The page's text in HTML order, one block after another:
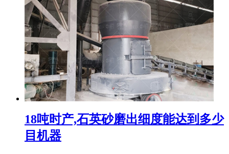
18吨时产,石英砂磨出细度能达到多少
目机器